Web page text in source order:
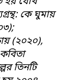
কে ঘুমায়
(২০২০),
তিনটি